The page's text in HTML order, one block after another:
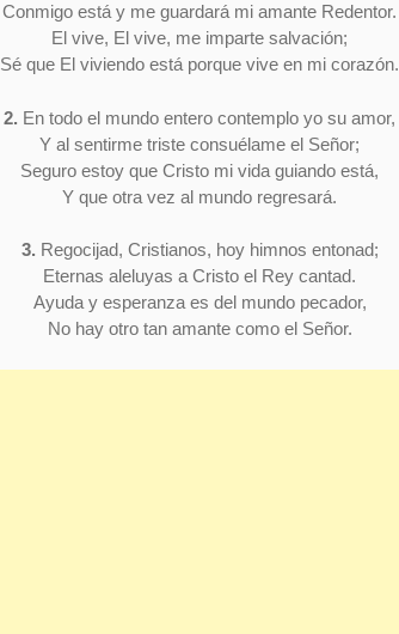
Conmigo está y me guardará mi amante Redentor.
El vive, El vive, me imparte salvación;
Sé que El viviendo está porque vive en mi corazón.
2. En todo el mundo entero contemplo yo su amor,
Y al sentirme triste consuélame el Señor;
Seguro estoy que Cristo mi vida guiando está,
Y que otra vez al mundo regresará.
3. Regocijad, Cristianos, hoy himnos entonad;
Eternas aleluyas a Cristo el Rey cantad.
Ayuda y esperanza es del mundo pecador,
No hay otro tan amante como el Señor.